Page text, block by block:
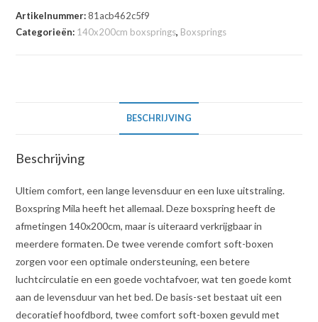
Artikelnummer:81acb462c5f9
Categorieën: 140x200cm boxsprings, Boxsprings
BESCHRIJVING
Beschrijving
Ultiem comfort, een lange levensduur en een luxe uitstraling.
Boxspring Mila heeft het allemaal. Deze boxspring heeft de
afmetingen 140x200cm, maar is uiteraard verkrijgbaar in
meerdere formaten. De twee verende comfort soft-boxen
zorgen voor een optimale ondersteuning, een betere
luchtcirculatie en een goede vochtafvoer, wat ten goede komt
aan de levensduur van het bed. De basis-set bestaat uit een
decoratief hoofdbord, twee comfort soft-boxen gevuld met